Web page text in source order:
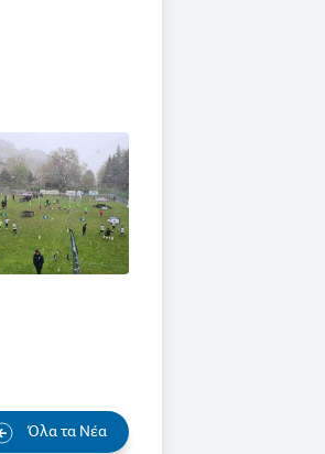
Όλα τα Νέα